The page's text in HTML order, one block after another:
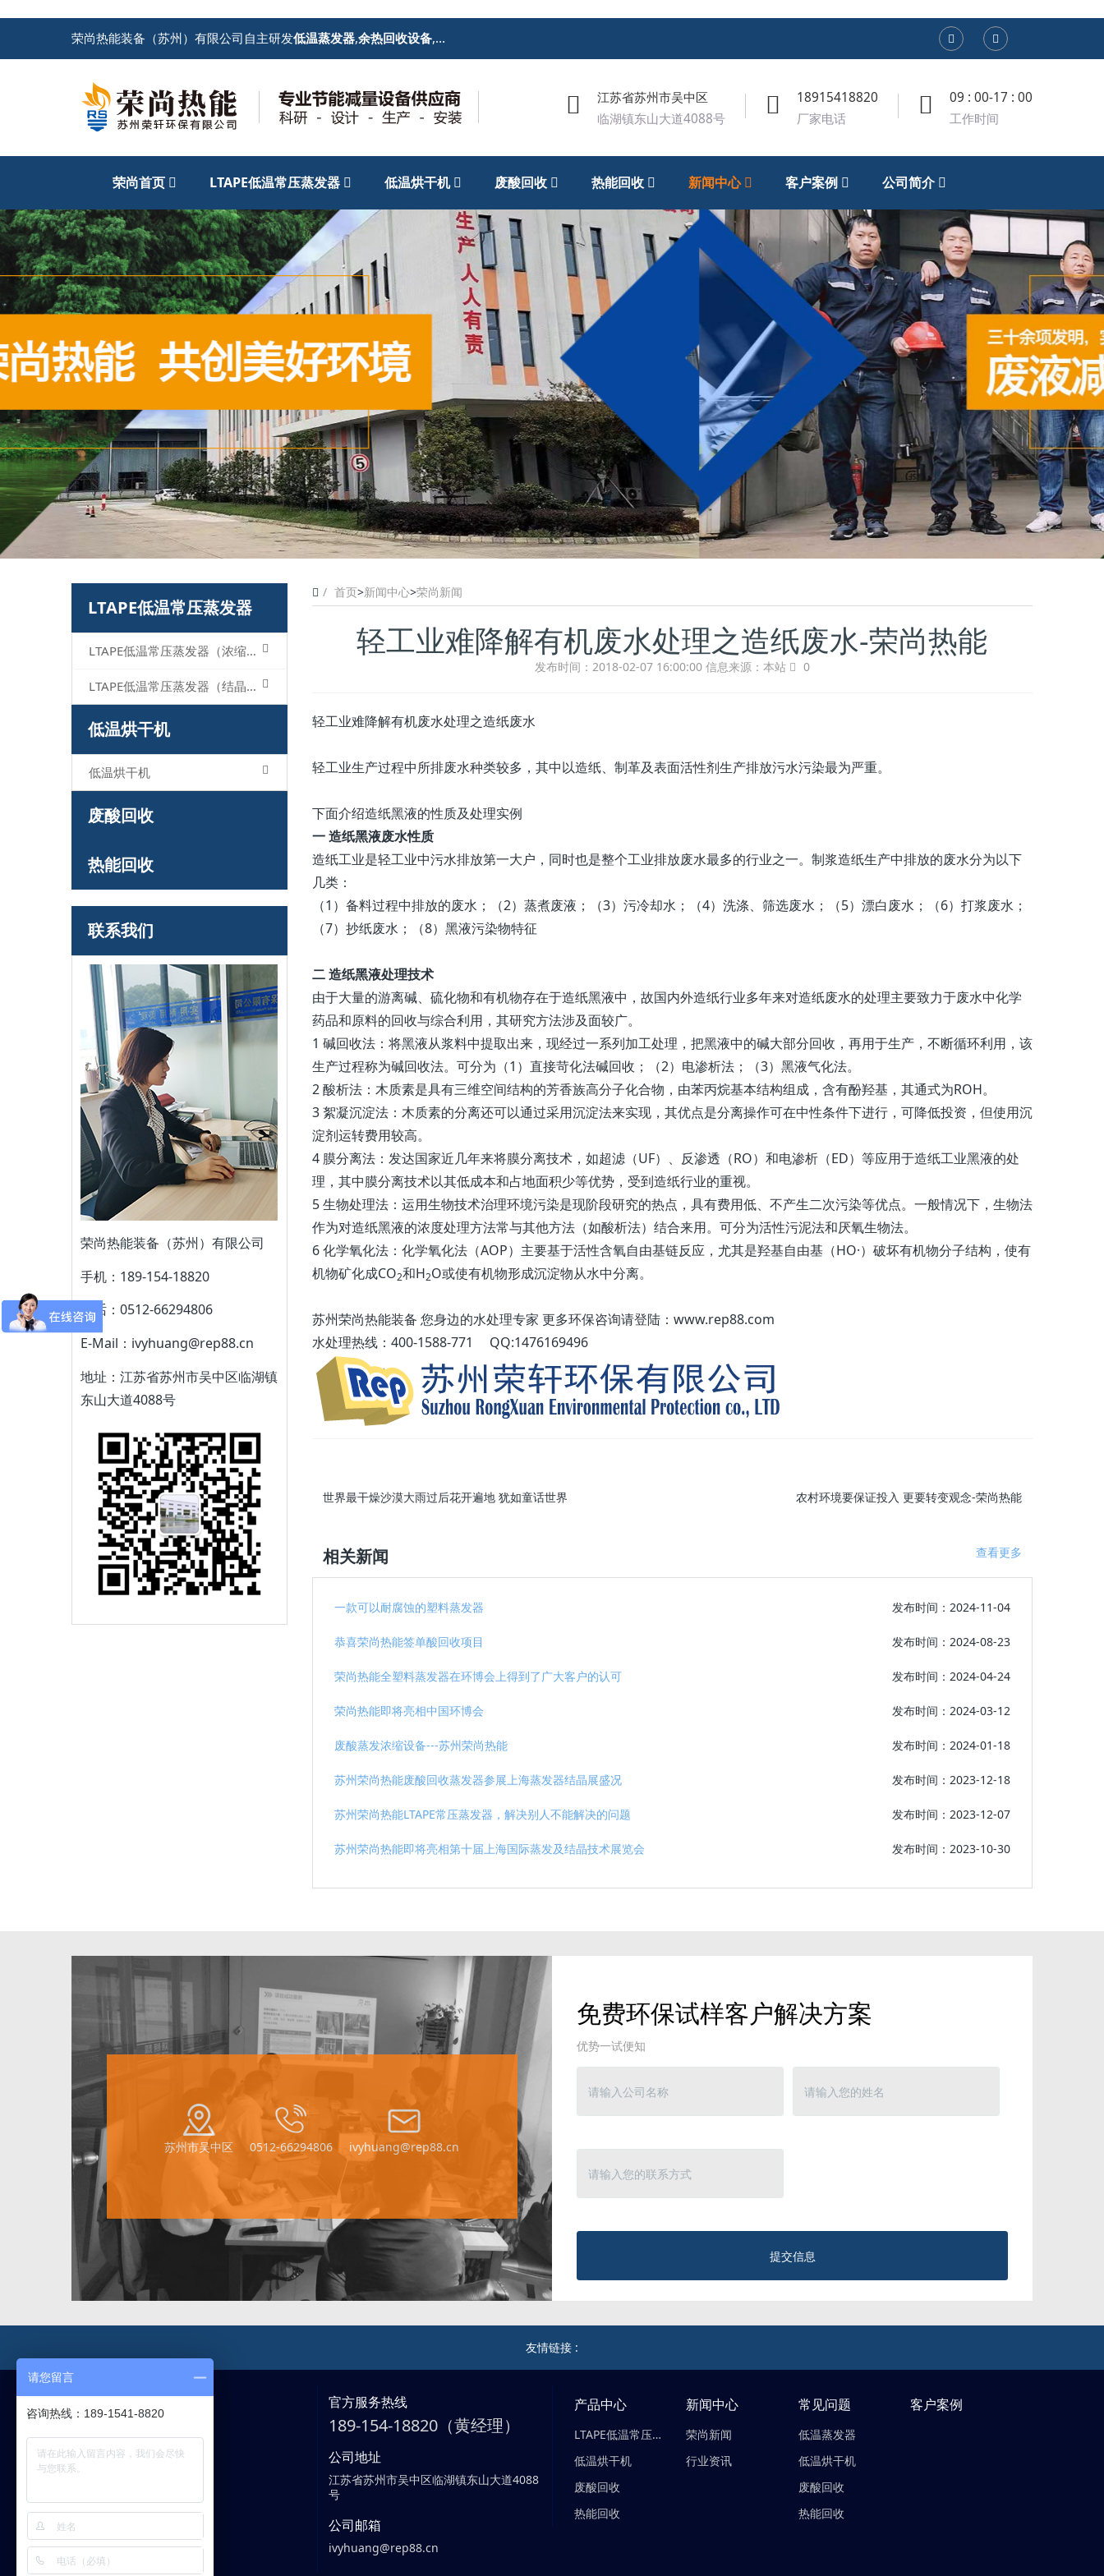
荣尚热能装备（苏州）有限公司自主研发低温蒸发器,余热回收设备,废酸回收处理设备
江苏省苏州市吴中区
临湖镇东山大道4088号
18915418820
厂家电话
09 : 00-17 : 00
工作时间
荣尚首页 LTAPE低温常压蒸发器 低温烘干机 废酸回收 热能回收 新闻中心 客户案例 公司简介
首页>新闻中心>荣尚新闻
轻工业难降解有机废水处理之造纸废水-荣尚热能
发布时间：2018-02-07 16:00:00 信息来源：本站 0
轻工业难降解有机废水处理之造纸废水
轻工业生产过程中所排废水种类较多，其中以造纸、制革及表面活性剂生产排放污水污染最为严重。
下面介绍造纸黑液的性质及处理实例
一造纸黑液废水性质
造纸工业是轻工业中污水排放第一大户，同时也是整个工业排放废水最多的行业之一。制浆造纸生产中排放的废水分为以下
几类：
（1）备料过程中排放的废水；（2）蒸煮废液；（3）污冷却水；（4）洗涤、筛选废水；（5）漂白废水；（6）打浆废水；
（7）抄纸废水；（8）黑液污染物特征
二造纸黑液处理技术
由于大量的游离碱、硫化物和有机物存在于造纸黑液中，故国内外造纸行业多年来对造纸废水的处理主要致力于废水中化学
药品和原料的回收与综合利用，其研究方法涉及面较广。
1 碱回收法：将黑液从浆料中提取出来，现经过一系列加工处理，把黑液中的碱大部分回收，再用于生产，不断循环利用，该
生产过程称为碱回收法。可分为（1）直接苛化法碱回收；（2）电渗析法；（3）黑液气化法。
2 酸析法：木质素是具有三维空间结构的芳香族高分子化合物，由苯丙烷基本结构组成，含有酚羟基，其通式为ROH。
3 絮凝沉淀法：木质素的分离还可以通过采用沉淀法来实现，其优点是分离操作可在中性条件下进行，可降低投资，但使用沉
淀剂运转费用较高。
4 膜分离法：发达国家近几年来将膜分离技术，如超滤（UF）、反渗透（RO）和电渗析（ED）等应用于造纸工业黑液的处
理，其中膜分离技术以其低成本和占地面积少等优势，受到造纸行业的重视。
5 生物处理法：运用生物技术治理环境污染是现阶段研究的热点，具有费用低、不产生二次污染等优点。一般情况下，生物法
作为对造纸黑液的浓度处理方法常与其他方法（如酸析法）结合来用。可分为活性污泥法和厌氧生物法。
6 化学氧化法：化学氧化法（AOP）主要基于活性含氧自由基链反应，尤其是羟基自由基（HO·）破坏有机物分子结构，使有
机物矿化成CO2和H2O或使有机物形成沉淀物从水中分离。
苏州荣尚热能装备 您身边的水处理专家 更多环保咨询请登陆：www.rep88.com
水处理热线：400-1588-771 QQ:1476169496
世界最干燥沙漠大雨过后花开遍地 犹如童话世界 农村环境要保证投入 更要转变观念-荣尚热能
相关新闻 查看更多
一款可以耐腐蚀的塑料蒸发器 发布时间：2024-11-04
恭喜荣尚热能签单酸回收项目 发布时间：2024-08-23
荣尚热能全塑料蒸发器在环博会上得到了广大客户的认可 发布时间：2024-04-24
荣尚热能即将亮相中国环博会 发布时间：2024-03-12
废酸蒸发浓缩设备---苏州荣尚热能 发布时间：2024-01-18
苏州荣尚热能废酸回收蒸发器参展上海蒸发器结晶展盛况 发布时间：2023-12-18
苏州荣尚热能LTAPE常压蒸发器，解决别人不能解决的问题 发布时间：2023-12-07
苏州荣尚热能即将亮相第十届上海国际蒸发及结晶技术展览会 发布时间：2023-10-30
LTAPE低温常压蒸发器
LTAPE低温常压蒸发器（浓缩型）
LTAPE低温常压蒸发器（结晶型）
低温烘干机
低温烘干机
废酸回收
热能回收
联系我们
荣尚热能装备（苏州）有限公司
手机：189-154-18820
电话：0512-66294806
E-Mail：ivyhuang@rep88.cn
地址：江苏省苏州市吴中区临湖镇
东山大道4088号
苏州市吴中区 0512-66294806 ivyhuang@rep88.cn
免费环保试样客户解决方案
优势一试便知
提交信息
友情链接 :
客服中心
官方服务热线
189-154-18820（黄经理）
公司地址
江苏省苏州市吴中区临湖镇东山大道4088
号
公司邮箱
ivyhuang@rep88.cn
产品中心
LTAPE低温常压蒸发器
低温烘干机
废酸回收
热能回收
新闻中心
荣尚新闻
行业资讯
常见问题
低温蒸发器
低温烘干机
废酸回收
热能回收
客户案例
请您留言
咨询热线：189-1541-8820